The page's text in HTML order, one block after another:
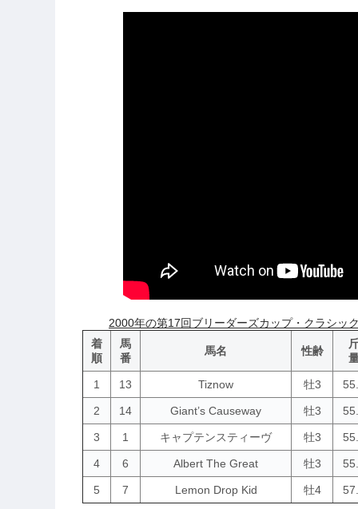
2000年の第17回ブリーダーズカップ・クラシッ
着
順
馬
番
馬名 性齢
1 13 Tiznow 牡3
2 14 Giant’s Causeway 牡3
3 1 キャプテンスティーヴ 牡3
4 6 Albert The Great 牡3
5 7 Lemon Drop Kid 牡4